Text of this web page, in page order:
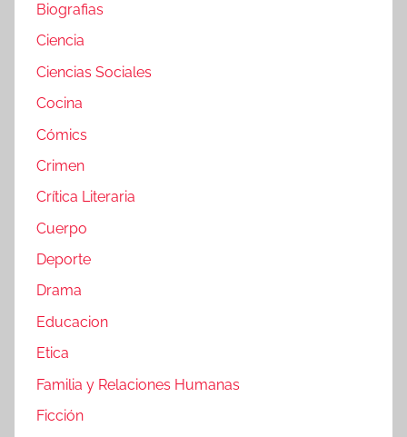
Biografias
Ciencia
Ciencias Sociales
Cocina
Cómics
Crimen
Crítica Literaria
Cuerpo
Deporte
Drama
Educacion
Etica
Familia y Relaciones Humanas
Ficción